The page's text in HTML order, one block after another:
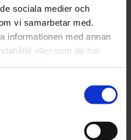
sociala medier och
vi samarbetar med.
informationen med annan
eller som de har